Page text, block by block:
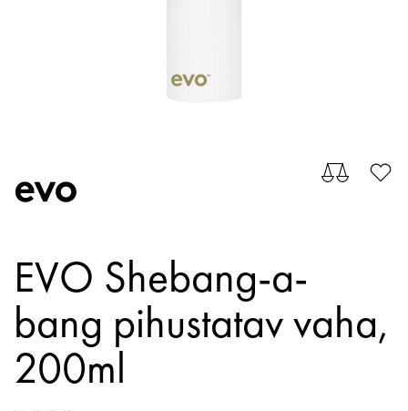
EVO Shebang-a-
bang pihustatav vaha,
200ml